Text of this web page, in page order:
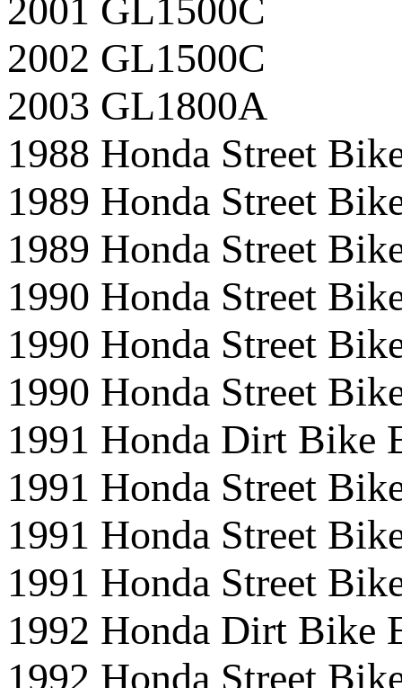
2001 GL1500C
2002 GL1500C
2003 GL1800A
1988 Honda Street
1989 Honda Street
1989 Honda Street
1990 Honda Street
1990 Honda Street
1990 Honda Street
1991 Honda Dirt Bike
1991 Honda Street
1991 Honda Street
1991 Honda Street
1992 Honda Dirt Bike
1992 Honda Street